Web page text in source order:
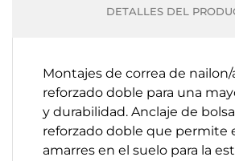
DETALLES DEL
Montajes de correa de
reforzado doble para una
y durabilidad. Anclaje de
reforzado doble que permite
amarres en el suelo para la